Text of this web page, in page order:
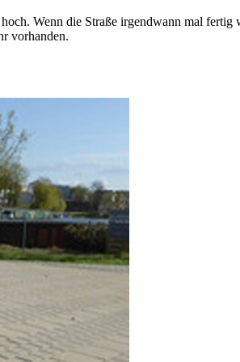
Wenn die Straße irgendwann mal
vorhanden.